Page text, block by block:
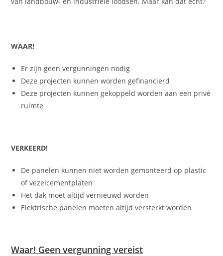
WAAR!
Er zijn geen vergunningen nodig
Deze projecten kunnen worden gefinancierd
Deze projecten kunnen gekoppeld worden aan een privé
ruimte
VERKEERD!
De panelen kunnen niet worden gemonteerd op plastic
of vezelcementplaten
Het dak moet altijd vernieuwd worden
Elektrische panelen moeten altijd versterkt worden
Waar! Geen vergunning vereist